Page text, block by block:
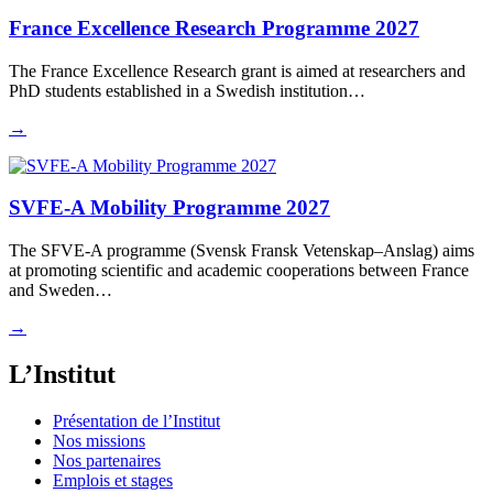
France Excellence Research Programme 2027
The France Excellence Research grant is aimed at researchers and
PhD students established in a Swedish institution…
→
SVFE-A Mobility Programme 2027
The SFVE-A programme (Svensk Fransk Vetenskap–Anslag) aims
at promoting scientific and academic cooperations between France
and Sweden…
→
L’Institut
Présentation de l’Institut
Nos missions
Nos partenaires
Emplois et stages